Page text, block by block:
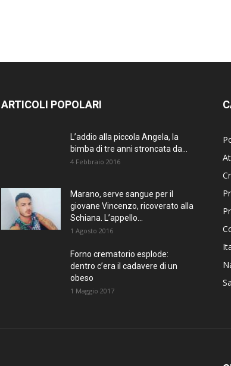
ARTICOLI POPOLARI
L’addio alla piccola Angela, la
bimba di tre anni stroncata da...
4 Febbraio 2016
Marano, serve sangue per il
giovane Vincenzo, ricoverato alla
Schiana. L’appello...
1 Agosto 2016
Forno crematorio esplode:
dentro c’era il cadavere di un
obeso
1 Maggio 2017